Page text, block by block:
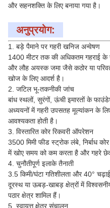
और सहनशक्ति के लिए बनाया गया है।
अनुप्रयोग:
1. बड़े पैमाने पर गहरी खनिज अन्वेषण
1400 मीटर तक की अधिकतम गहराई के
और लौह अयस्क जमा जैसे कठोर या
खोज के लिए आदर्श है।
2. जटिल भू-तकनीकी जांच
बांध स्थलों, सुरंगों, ऊंची इमारतों के
अध्ययनों में गहरी उपसतह मूल्यांकन के
आवश्यकता होती है।
3. विस्तारित कोर रिकवरी ऑपरेशन
3500 मिमी फीड स्ट्रोक लंबे, निर्बाध
में खोए समय को कम करता है और गहरे
4. चुनौतीपूर्ण इलाके तैनाती
3.5 किमी/घंटा गतिशीलता और 40°
दूरस्थ या ऊबड़-खाबड़ क्षेत्रों में
पठार क्षेत्र शामिल हैं।
5. स्वायत्त क्षेत्र संचालन